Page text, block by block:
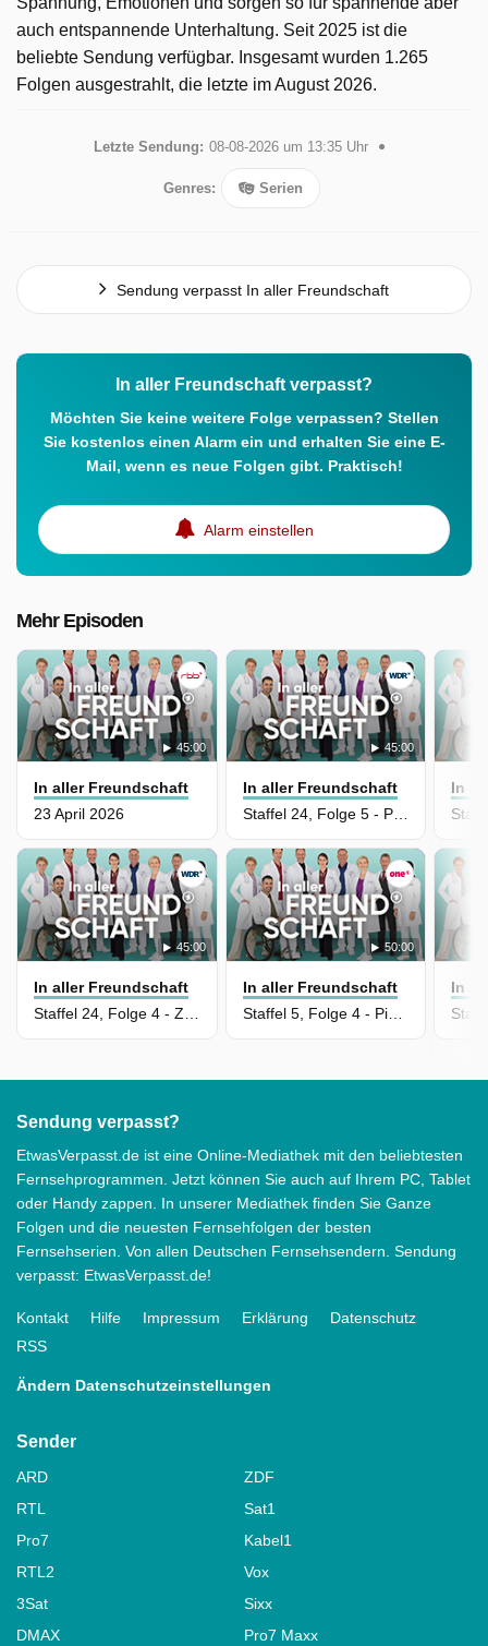
auch entspannende Unterhaltung. Seit 2025 ist die
beliebte Sendung verfügbar. Insgesamt wurden 1.265
Folgen ausgestrahlt, die letzte im August 2026.
Letzte Sendung: 08-08-2026 um 13:35 Uhr
Genres: Serien
Sendung verpasst In aller Freundschaft
In aller Freundschaft verpasst?
Möchten Sie keine weitere Folge verpassen? Stellen
Sie kostenlos einen Alarm ein und erhalten Sie eine E-
Mail, wenn es neue Folgen gibt. Praktisch!
Alarm einstellen
Mehr Episoden
45:00
In aller Freundschaft
23 April 2026
45:00
In aller Freundschaft
Staffel 24, Folge 5 - Plan B
45:00
In aller Freundschaft
50:00
In aller Freundschaft
Staffel 5, Folge 4 - Pias Baby
In
In
Sendung verpasst?
EtwasVerpasst.de ist eine Online-Mediathek mit den beliebtesten
Fernsehprogrammen. Jetzt können Sie auch auf Ihrem PC, Tablet
oder Handy zappen. In unserer Mediathek finden Sie Ganze
Folgen und die neuesten Fernsehfolgen der besten
Fernsehserien. Von allen Deutschen Fernsehsendern. Sendung
verpasst: EtwasVerpasst.de!
Kontakt Hilfe Impressum Erklärung
Datenschutz
RSS
Ändern Datenschutzeinstellungen
Sender
ARD
ZDF
RTL
Sat1
Pro7
Kabel1
RTL2
Vox
3Sat
Sixx
DMAX
Pro7 Maxx